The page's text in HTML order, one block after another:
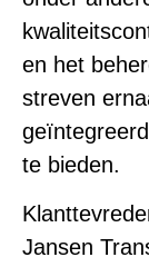
en het
streven
te bieden.
Jansen